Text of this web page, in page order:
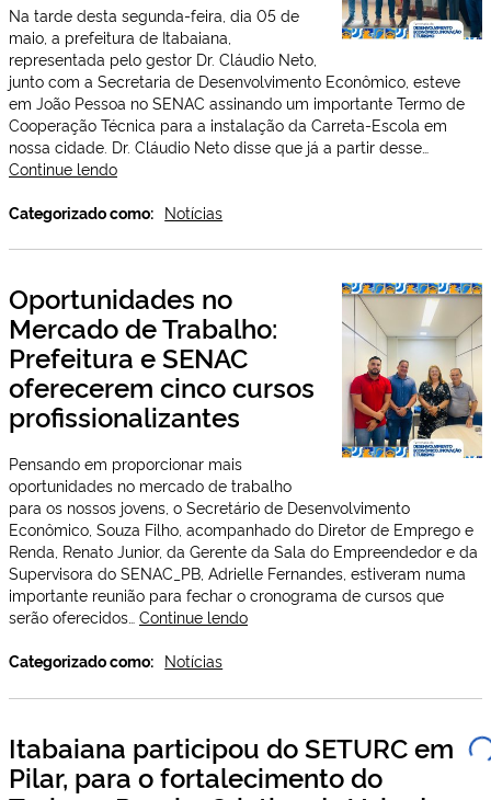
desenvolvimento
econômico
Na tarde desta segunda-feira, dia 05 de
maio, a prefeitura de Itabaiana,
representada pelo gestor Dr. Cláudio Neto,
junto com a Secretaria de Desenvolvimento Econômico, esteve
em João Pessoa no SENAC assinando um importante Termo de
Cooperação Técnica para a instalação da Carreta-Escola em
nossa cidade. Dr. Cláudio Neto disse que já a partir desse…
Continue lendoPrefeito
Cláudio
anuncia:
Profissional
em
Itabaiana”
Categorizado como: Notícias
Oportunidades no
Mercado de Trabalho:
Prefeitura e SENAC
oferecerem cinco cursos
profissionalizantes
Pensando em proporcionar mais
oportunidades no mercado de trabalho
para os nossos jovens, o Secretário de Desenvolvimento
Econômico, Souza Filho, acompanhado do Diretor de Emprego e
Renda, Renato Junior, da Gerente da Sala do Empreendedor e da
Supervisora do SENAC_PB, Adrielle Fernandes, estiveram numa
importante reunião para fechar o cronograma de cursos que
serão oferecidos… Continue lendoOportunidades
Trabalho:
e
SENAC
oferecerem
Categorizado como: Notícias
Itabaiana participou do SETURC em
Pilar, para o fortalecimento do